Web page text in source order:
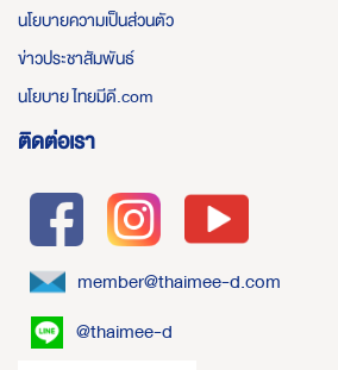
นโยบายความเป็นส่วนตัว
ข่าวประชาสัมพันธ์
นโยบาย ไทยมีดี.com
ติดต่อเรา
member@thaimee-d.com
@thaimee-d